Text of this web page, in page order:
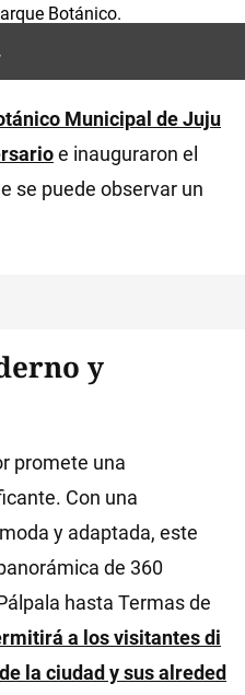
Municipal de Juju
e inauguraron el
se puede observar un
y
promete una
Con una
y adaptada, este
de 360
hasta Termas de
a los visitantes di
la ciudad y sus alreded